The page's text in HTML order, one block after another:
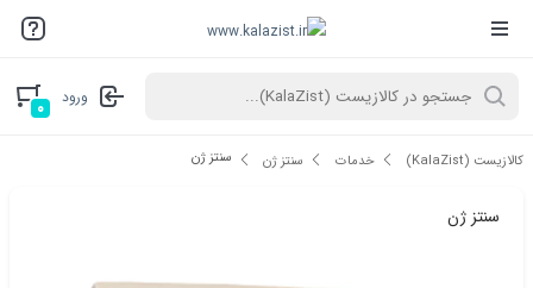
ورود ۰
کالازیست (KalaZist) خدمات سنتز ژن سنتز ژن
سنتز ژن